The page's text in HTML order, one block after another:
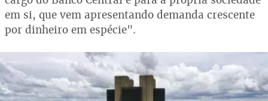
em si, que vem apresentando demanda crescente
por dinheiro em espécie".